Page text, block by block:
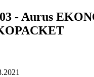
- Aurus